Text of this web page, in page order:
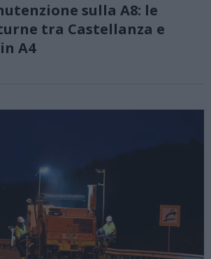
sulla A8: le
tra Castellanza e
A4